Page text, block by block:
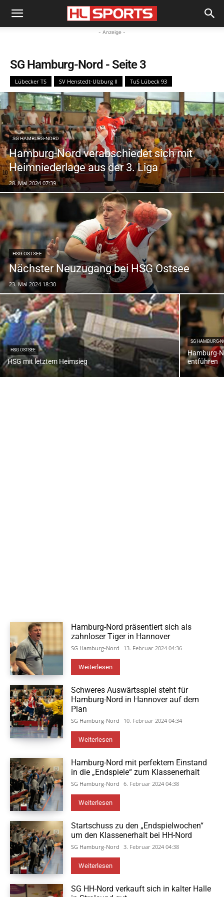
- Anzeige -
SG Hamburg-Nord - Seite 3
Lübecker TS SV Henstedt-Ulzburg II TuS Lübeck 93
SG HAMBURG-NORD
Hamburg-Nord verabschiedet sich mit
Heimniederlage aus der 3. Liga
28. Mai 2024 07:39
HSG OSTSEE
Nächster Neuzugang bei HSG Ostsee
23. Mai 2024 18:30
HSG OSTSEE
HSG mit letztem Heimsieg
SG HAMBURG-
Hamburg-
entführen
Hamburg-Nord präsentiert sich als
zahnloser Tiger in Hannover
SG Hamburg-Nord 13. Februar 2024 04:36
Weiterlesen
Schweres Auswärtsspiel steht für
Hamburg-Nord in Hannover auf dem
Plan
SG Hamburg-Nord 10. Februar 2024 04:34
Weiterlesen
Hamburg-Nord mit perfektem Einstand
in die „Endspiele“ zum Klassenerhalt
SG Hamburg-Nord 6. Februar 2024 04:38
Weiterlesen
Startschuss zu den „Endspielwochen“
um den Klassenerhalt bei HH-Nord
SG Hamburg-Nord 3. Februar 2024 04:38
Weiterlesen
SG HH-Nord verkauft sich in kalter Halle